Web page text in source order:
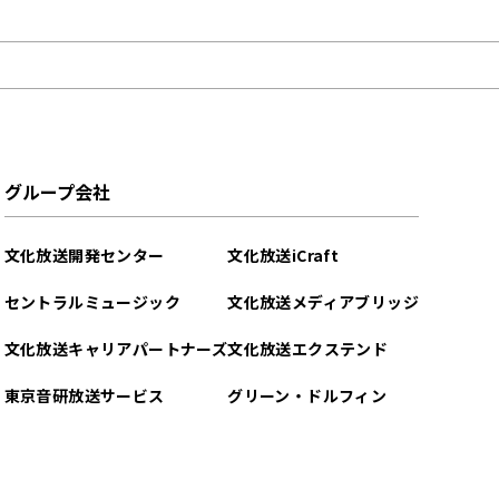
グループ会社
文化放送開発センター
セントラルミュージック
文化放送キャリアパートナーズ
東京音研放送サービス
文化放送iCraft
文化放送メディアブリッジ
文化放送エクステンド
グリーン・ドルフィン